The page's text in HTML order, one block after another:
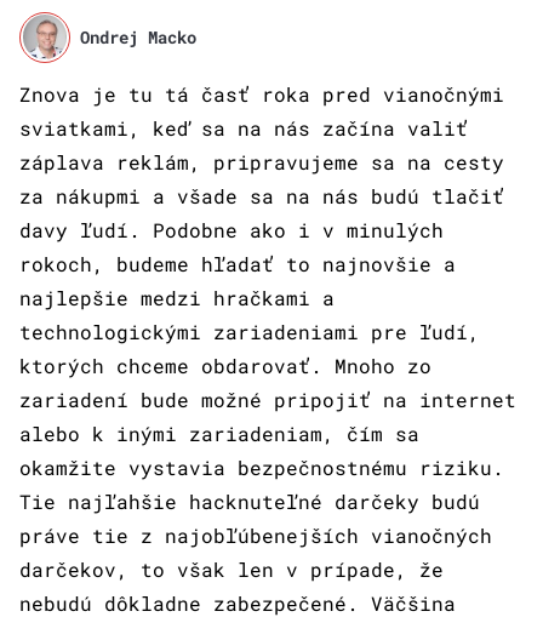
Ondrej Macko
Znova je tu tá časť roka pred vianočnými
sviatkami, keď sa na nás začína valiť
záplava reklám, pripravujeme sa na cesty
za nákupmi a všade sa na nás budú tlačiť
davy ľudí. Podobne ako i v minulých
rokoch, budeme hľadať to najnovšie a
najlepšie medzi hračkami a
technologickými zariadeniami pre ľudí,
ktorých chceme obdarovať. Mnoho zo
zariadení bude možné pripojiť na internet
alebo k inými zariadeniam, čím sa
okamžite vystavia bezpečnostnému riziku.
Tie najľahšie hacknuteľné darčeky budú
práve tie z najobľúbenejších vianočných
darčekov, to však len v prípade, že
nebudú dôkladne zabezpečené. Väčšina